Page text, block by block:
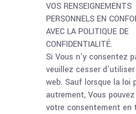
VOS RENSEIGNEMENTS
PERSONNELS EN
AVEC LA POLITIQUE DE
CONFIDENTIALITÉ.
Si Vous n’y consentez
veuillez cesser
web. Sauf lorsque la loi
autrement, Vous
votre consentement en